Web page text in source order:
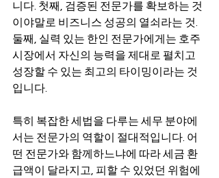
니다. 첫째, 검증된 전문가를 확보하는 것
이야말로 비즈니스 성공의 열쇠라는 것.
둘째, 실력 있는 한인 전문가에게는 호주
시장에서 자신의 능력을 제대로 펼치고
성장할 수 있는 최고의 타이밍이라는 것
입니다.
특히 복잡한 세법을 다루는 세무 분야에
서는 전문가의 역할이 절대적입니다. 어
떤 전문가와 함께하느냐에 따라 세금 환
급액이 달라지고, 피할 수 있었던 위험에